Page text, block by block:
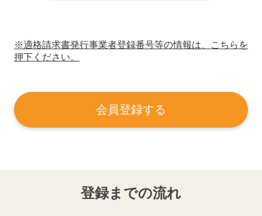
※適格請求書発行事業者登録番号等の情報は、こちらを
押下ください。
会員登録する
登録までの流れ